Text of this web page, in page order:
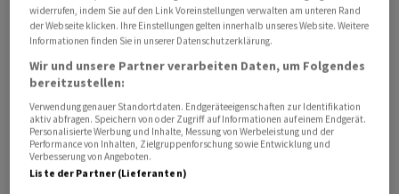
die beiden Energiekonzerne im Dezember 2019
abgeschlossen hatten. Darin verpflichtete sich
Gazprom, Dienstleistungen für den Transport von Gas
durch das ukrainische Territorium zu bezahlen. Der
Streit eskalierte, nachdem der Gastransit seit Beginn
des Krieges im Februar 2022 unterbrochen war.
Naftogaz wandte sich im September 2022 ans
widerrufen, indem Sie auf den Link Voreinstellungen verwalten am unteren Rand
der Webseite klicken. Ihre Einstellungen gelten innerhalb unseres Website. Weitere
Informationen finden Sie in unserer Datenschutzerklärung.
Wir und unsere Partner verarbeiten Daten, um Folgendes
bereitzustellen:
Verwendung genauer Standortdaten. Endgeräteeigenschaften zur Identifikation
aktiv abfragen. Speichern von oder Zugriff auf Informationen auf einem Endgerät.
Personalisierte Werbung und Inhalte, Messung von Werbeleistung und der
Performance von Inhalten, Zielgruppenforschung sowie Entwicklung und
Verbesserung von Angeboten.
Liste der Partner (Lieferanten)